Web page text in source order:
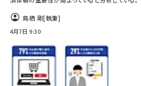
鳥栖 剛[執筆]
4月7日 9:30